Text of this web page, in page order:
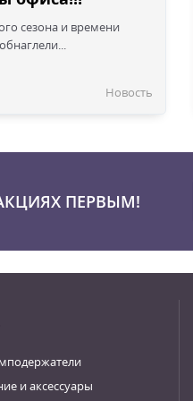
сезона и времени
Новость
ПЕРВЫМ!
и аксессуары